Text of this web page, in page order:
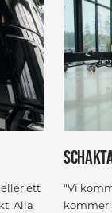
ett
Alla
"Vi
kommer